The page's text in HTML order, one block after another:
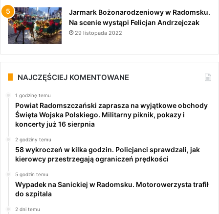
Jarmark Bożonarodzeniowy w Radomsku.
Na scenie wystąpi Felicjan Andrzejczak
29 listopada 2022
NAJCZĘŚCIEJ KOMENTOWANE
1 godzinę temu
Powiat Radomszczański zaprasza na wyjątkowe obchody
Święta Wojska Polskiego. Militarny piknik, pokazy i
koncerty już 16 sierpnia
2 godziny temu
58 wykroczeń w kilka godzin. Policjanci sprawdzali, jak
kierowcy przestrzegają ograniczeń prędkości
5 godzin temu
Wypadek na Sanickiej w Radomsku. Motorowerzysta trafił
do szpitala
2 dni temu